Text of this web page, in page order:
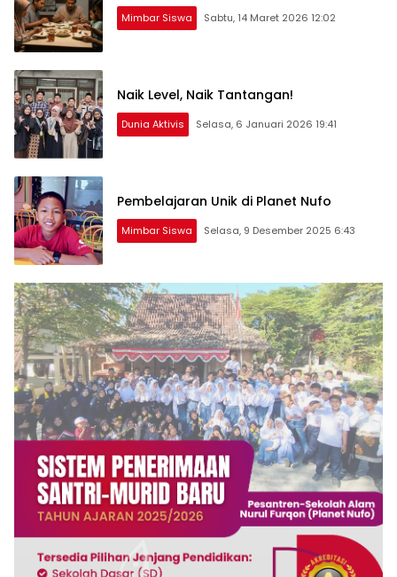
Mimbar Siswa Sabtu, 14 Maret 2026 12:02
Naik Level, Naik Tantangan!
Dunia Aktivis Selasa, 6 Januari 2026 19:41
Pembelajaran Unik di Planet Nufo
Mimbar Siswa Selasa, 9 Desember 2025 6:43